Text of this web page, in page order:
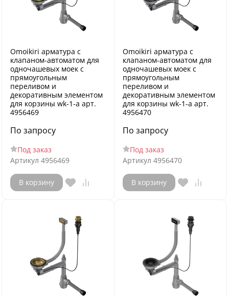
Omoikiri арматура с
клапаном-автоматом для
одночашевых моек с
прямоугольным
переливом и
декоративным элементом
для корзины wk-1-a арт.
4956469
По запросу
Под заказ
Артикул 4956469
В корзину
Omoikiri арматура с
клапаном-автоматом для
одночашевых моек с
прямоугольным
переливом и
декоративным элементом
для корзины wk-1-a арт.
4956470
По запросу
Под заказ
Артикул 4956470
В корзину